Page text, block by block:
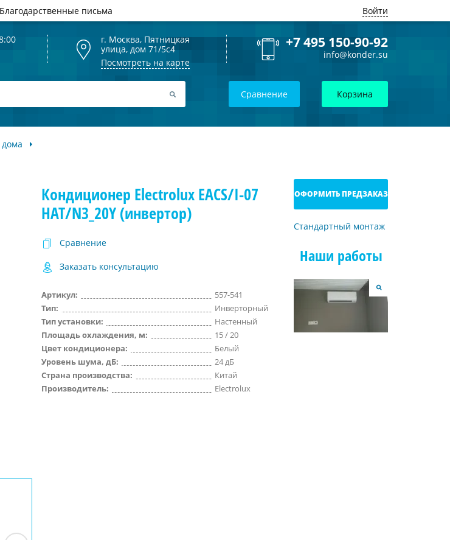
Благодарственные письма Войти
г. Москва, Пятницкая
улица, дом 71/5с4
Посмотреть на карте
+7 495 150-90-92
info@konder.su
Сравнение Корзина
Кондиционер Electrolux EACS/I-07
HAT/N3_20Y (инвертор)
Сравнение
Заказать консультацию
Артикул:
557-541
Тип:
Инверторный
Тип установки:
Настенный
Площадь охлаждения, м:
15 / 20
Цвет кондиционера:
Белый
Уровень шума, дБ:
24 дБ
Страна производства:
Китай
Производитель:
Electrolux
ОФОРМИТЬ ПРЕДЗАКАЗ
Стандартный монтаж
Наши работы